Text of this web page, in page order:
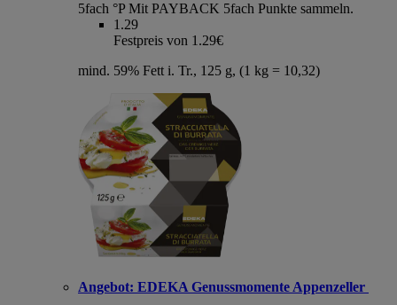
5fach °P Mit PAYBACK 5fach Punkte sammeln.
1.29
Festpreis von 1.29€
mind. 59% Fett i. Tr., 125 g, (1 kg = 10,32)
Angebot: EDEKA Genussmomente Appenzeller